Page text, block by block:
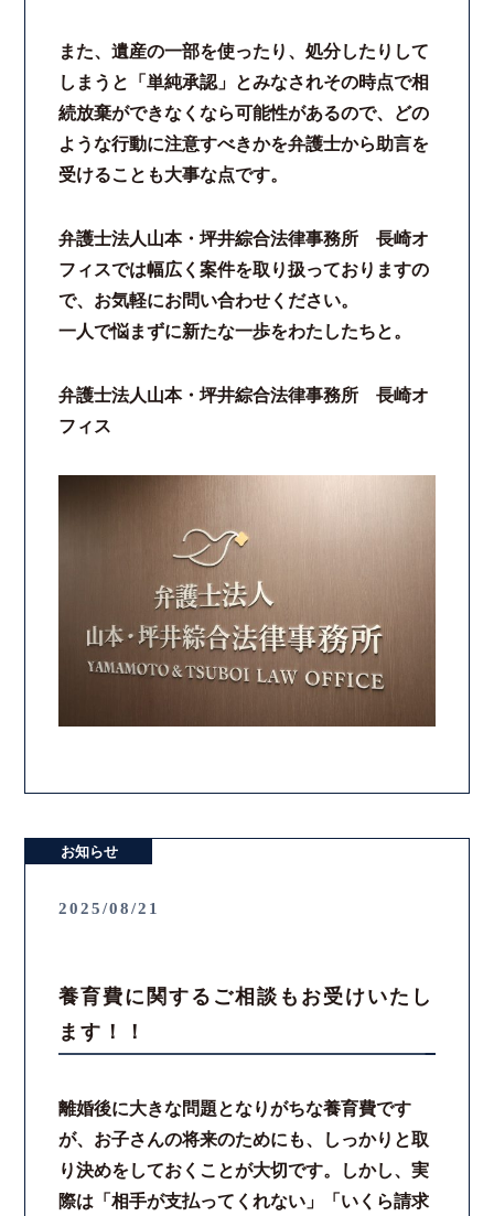
また、遺産の一部を使ったり、処分したりして
しまうと「単純承認」とみなされその時点で相
続放棄ができなくなら可能性があるので、どの
ような行動に注意すべきかを弁護士から助言を
受けることも大事な点です。
弁護士法人山本・坪井綜合法律事務所 長崎オ
フィスでは幅広く案件を取り扱っておりますの
で、お気軽にお問い合わせください。
一人で悩まずに新たな一歩をわたしたちと。
弁護士法人山本・坪井綜合法律事務所 長崎オ
フィス
お知らせ
2025/08/21
養育費に関するご相談もお受けいたし
ます！！
離婚後に大きな問題となりがちな養育費です
が、お子さんの将来のためにも、しっかりと取
り決めをしておくことが大切です。しかし、実
際は「相手が支払ってくれない」「いくら請求